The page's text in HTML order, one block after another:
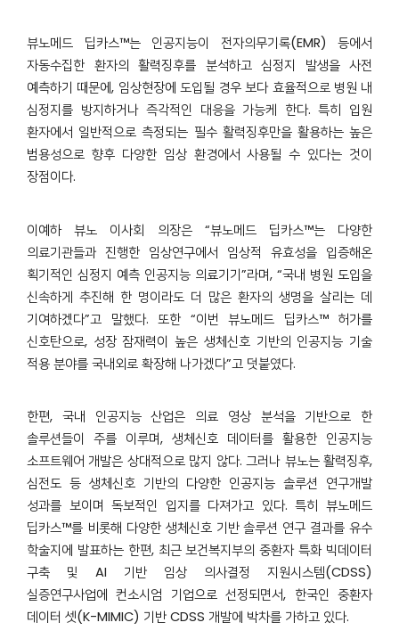
뷰노메드 딥카스™는 인공지능이 전자의무기록(EMR) 등에서
자동수집한 환자의 활력징후를 분석하고 심정지 발생을 사전
예측하기 때문에, 임상현장에 도입될 경우 보다 효율적으로 병원 내
심정지를 방지하거나 즉각적인 대응을 가능케 한다. 특히 입원
환자에서 일반적으로 측정되는 필수 활력징후만을 활용하는 높은
범용성으로 향후 다양한 임상 환경에서 사용될 수 있다는 것이
장점이다.
이예하 뷰노 이사회 의장은 “뷰노메드 딥카스™는 다양한
의료기관들과 진행한 임상연구에서 임상적 유효성을 입증해온
획기적인 심정지 예측 인공지능 의료기기”라며, “국내 병원 도입을
신속하게 추진해 한 명이라도 더 많은 환자의 생명을 살리는 데
기여하겠다”고 말했다. 또한 “이번 뷰노메드 딥카스™ 허가를
신호탄으로, 성장 잠재력이 높은 생체신호 기반의 인공지능 기술
적용 분야를 국내외로 확장해 나가겠다”고 덧붙였다.
한편, 국내 인공지능 산업은 의료 영상 분석을 기반으로 한
솔루션들이 주를 이루며, 생체신호 데이터를 활용한 인공지능
소프트웨어 개발은 상대적으로 많지 않다. 그러나 뷰노는 활력징후,
심전도 등 생체신호 기반의 다양한 인공지능 솔루션 연구개발
성과를 보이며 독보적인 입지를 다져가고 있다. 특히 뷰노메드
딥카스™를 비롯해 다양한 생체신호 기반 솔루션 연구 결과를 유수
학술지에 발표하는 한편, 최근 보건복지부의 중환자 특화 빅데이터
구축 및 AI 기반 임상 의사결정 지원시스템(CDSS)
실증연구사업에 컨소시엄 기업으로 선정되면서, 한국인 중환자
데이터 셋(K-MIMIC) 기반 CDSS 개발에 박차를 가하고 있다.